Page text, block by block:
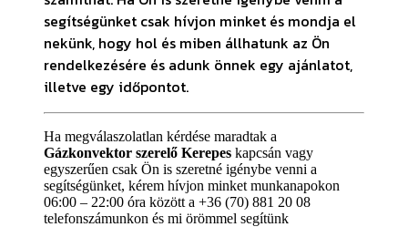
segítségünket csak hívjon minket és mondja el
nekünk, hogy hol és miben állhatunk az Ön
rendelkezésére és adunk önnek egy ajánlatot,
illetve egy időpontot.
Ha megválaszolatlan kérdése maradtak a
Gázkonvektor szerelő Kerepes kapcsán vagy
egyszerűen csak Ön is szeretné igénybe venni a
segítségünket, kérem hívjon minket munkanapokon
06:00 – 22:00 óra között a +36 (70) 881 20 08
telefonszámunkon és mi örömmel segítünk